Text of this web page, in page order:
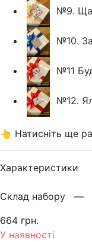
№9.
№10.
№11
№12.
👆 Натисніть ще
Характеристики
Склад набору —
664 грн.
У наявності